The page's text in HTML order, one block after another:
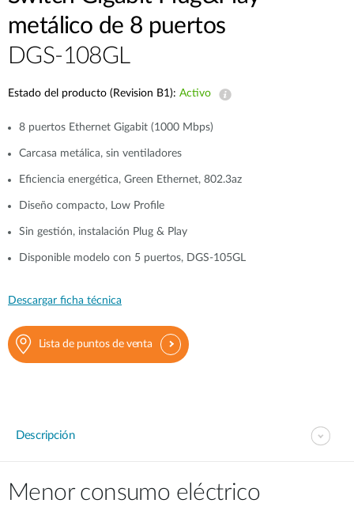
metálico de 8 puertos
DGS-108GL
Estado del producto (Revision B1): Activo
8 puertos Ethernet Gigabit (1000 Mbps)
Carcasa metálica, sin ventiladores
Eficiencia energética, Green Ethernet, 802.3az
Diseño compacto, Low Profile
Sin gestión, instalación Plug & Play
Disponible modelo con 5 puertos, DGS-105GL
Descargar ficha técnica
Lista de puntos de venta
Descripción
Menor consumo eléctrico